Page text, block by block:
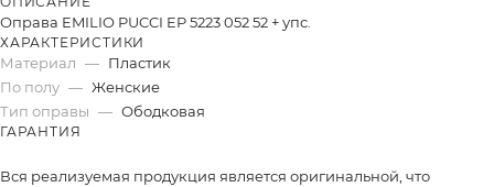
Оправа EMILIO PUCCI EP 5223 052 52 + упс.
ХАРАКТЕРИСТИКИ
Материал — Пластик
По полу — Женские
Тип оправы — Ободковая
ГАРАНТИЯ
Вся реализуемая продукция является оригинальной, что